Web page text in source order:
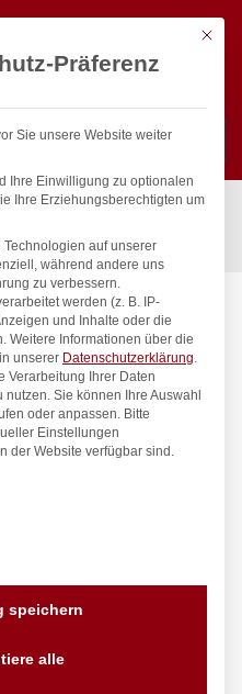
Suchen
Geräte für Profis
chief Einlochbatterie 3/4″
Mit
Präferenz
Sie unsere Website weiter
Ihre Einwilligung zu optionalen
Ihre Erziehungsberechtigten um
auf unserer
während andere uns
zu verbessern.
werden (z. B. IP-
und Inhalte oder die
Weitere Informationen über die
unserer Datenschutzerklärung.
Verarbeitung Ihrer Daten
nutzen. Sie können Ihre Auswahl
oder anpassen. Bitte
Einstellungen
der Website verfügbar sind.
für die eine
speichern
alle